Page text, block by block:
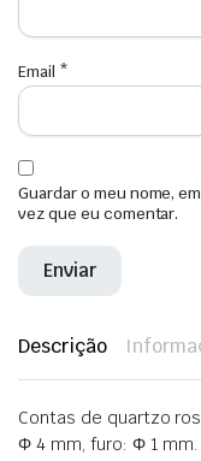
Email *
Guardar o meu nome,
vez que eu comentar.
Descrição
Contas de quartzo
Φ 4 mm, furo: Φ 1 mm.